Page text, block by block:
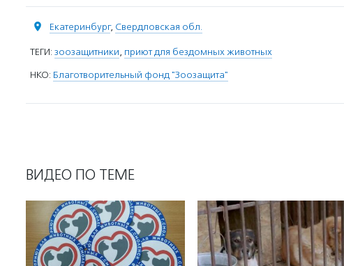
Екатеринбург, Свердловская обл.
ТЕГИ: зоозащитники, приют для бездомных животных
НКО: Благотворительный фонд "Зоозащита"
ВИДЕО ПО ТЕМЕ